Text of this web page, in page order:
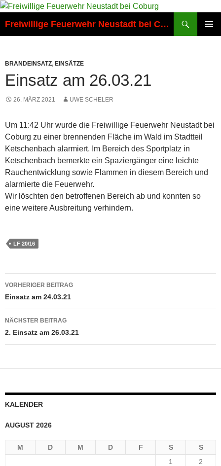
Zum
springen
Freiwillige Feuerwehr Neustadt bei Coburg
BRANDEINSATZ, EINSÄTZE
Einsatz am 26.03.21
26. MÄRZ 2021 UWE SCHELER
Um 11:42 Uhr wurde die Freiwillige Feuerwehr Neustadt bei
Coburg zu einer brennenden Fläche im Wald im Stadtteil
Ketschenbach alarmiert. Im Bereich des Sportplatz in
Ketschenbach bemerkte ein Spaziergänger eine leichte
Rauchentwicklung sowie Flammen in diesem Bereich und
alarmierte die Feuerwehr.
Wir löschten den betroffenen Bereich ab und konnten so
eine weitere Ausbreitung verhindern.
LF 20/16
Beitragsnavigation
VORHERIGER BEITRAG
Einsatz am 24.03.21
NÄCHSTER BEITRAG
2. Einsatz am 26.03.21
KALENDER
AUGUST 2026
M D M D F S S
1
2